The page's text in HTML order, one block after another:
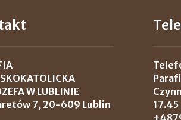
W LUBLINIE
7, 20-609 Lublin
17.45